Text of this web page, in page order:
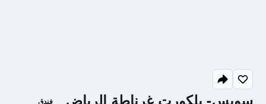
سويس- بلكورت غرناطة الرياض فندق